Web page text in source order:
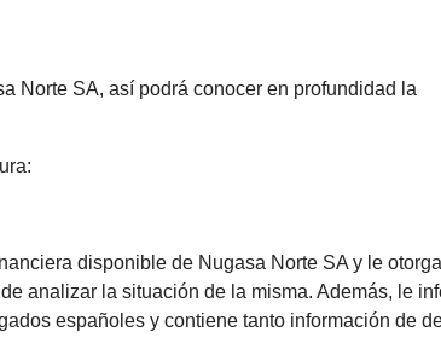
Norte SA, así podrá conocer en profundidad la
disponible de Nugasa Norte SA y le
analizar la situación de la misma. Además, le
españoles y contiene tanto información de